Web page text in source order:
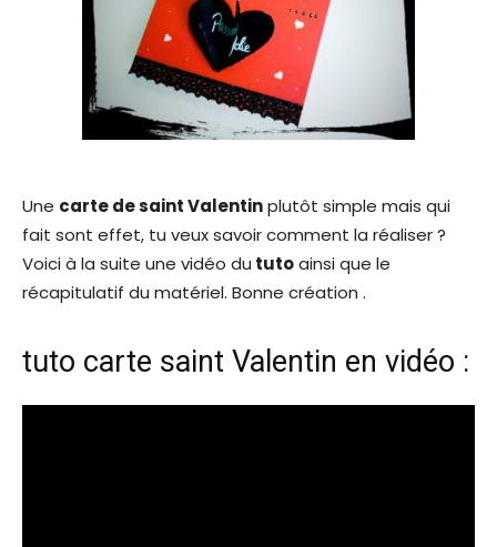
Une carte de saint Valentinplutôt simple mais qui
fait sont effet, tu veux savoir comment la réaliser ?
Voici à la suite une vidéo du tutoainsi que le
récapitulatif du matériel. Bonne création .
tuto carte saint Valentin en vidéo :